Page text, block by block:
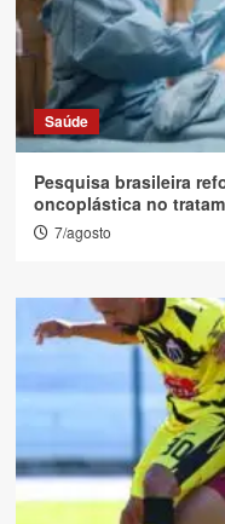
Saúde
Pesquisa brasileira
oncoplástica no
7/agosto